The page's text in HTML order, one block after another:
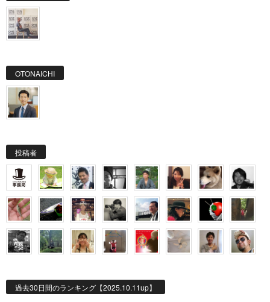
OTONAICHI
投稿者
過去30日間のランキング【2025.10.11up】